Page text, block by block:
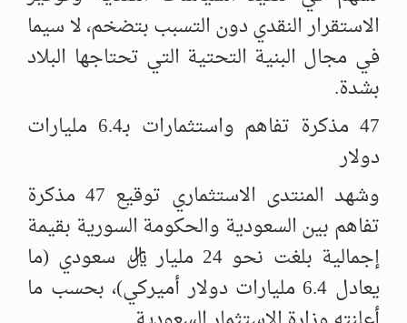
الاستقرار النقدي دون التسبب بتضخم، لا سيما
في مجال البنية التحتية التي تحتاجها البلاد
بشدة.
47 مذكرة تفاهم واستثمارات بـ6.4 مليارات
دولار
وشهد المنتدى الاستثماري توقيع 47 مذكرة
تفاهم بين السعودية والحكومة السورية بقيمة
إجمالية بلغت نحو 24 مليار ريال سعودي (ما
يعادل 6.4 مليارات دولار أميركي)، بحسب ما